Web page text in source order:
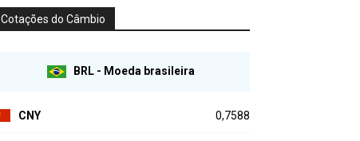
Cotações do Câmbio
BRL - Moeda brasileira
CNY 0,7588